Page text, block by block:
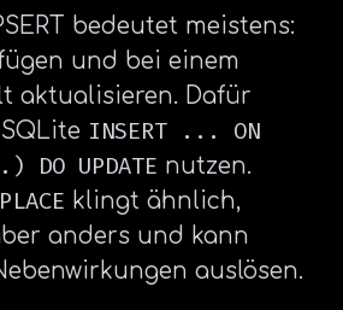
bedeutet meistens:
und bei einem
aktualisieren. Dafür
INSERT ... ON
DO UPDATE nutzen.
klingt ähnlich,
anders und kann
auslösen.